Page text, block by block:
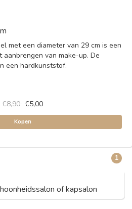
met een diameter van 29 cm is een
van make-up. De
een hardkunststof.
€8,90 €5,00
Kopen
1
of kapsalon